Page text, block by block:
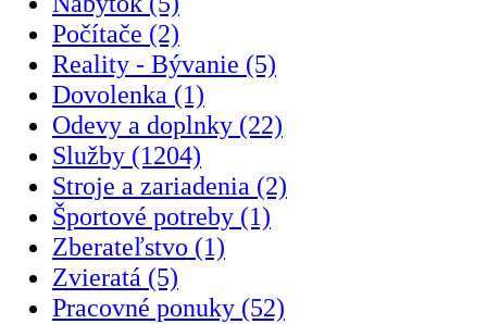
Počítače (2)
Reality - Bývanie (5)
Dovolenka (1)
Odevy a doplnky (22)
Služby (1204)
Stroje a zariadenia (2)
Športové potreby (1)
Zberateľstvo (1)
Zvieratá (5)
Pracovné ponuky (52)